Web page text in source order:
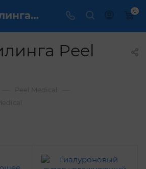
После пилинга Peel Medical - купить в интернет магазине ✔️ по выгодной цене 0
Peel